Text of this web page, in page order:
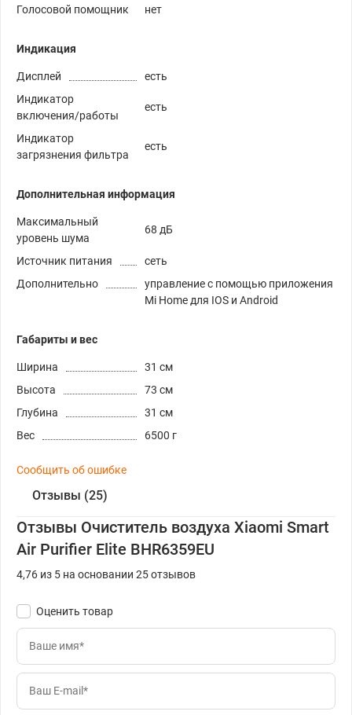
Голосовой помощник нет
Индикация
Дисплей
есть
Индикатор
включения/работы
есть
Индикатор
загрязнения фильтра
есть
Дополнительная информация
Максимальный
уровень шума
68 дБ
Источник питания
сеть
Дополнительно
управление с помощью приложения
Mi Home для IOS и Android
Габариты и вес
Ширина
31 см
Высота
73 см
Глубина
31 см
Вес
6500 г
Сообщить об ошибке
Отзывы (25)
Отзывы Очиститель воздуха Xiaomi Smart
Air Purifier Elite BHR6359EU
4,76 из 5 на основании 25 отзывов
Оценить товар